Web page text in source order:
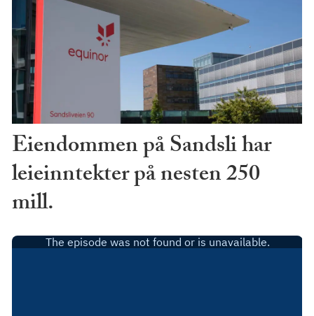
Eiendommen på Sandsli har
leieinntekter på nesten 250
mill.